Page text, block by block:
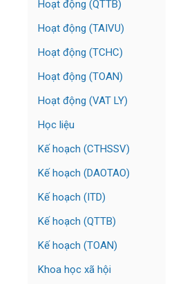
Hoạt động (QTTB)
Hoạt động (TAIVU)
Hoạt động (TCHC)
Hoạt động (TOAN)
Hoạt động (VAT LY)
Học liệu
Kế hoạch (CTHSSV)
Kế hoạch (DAOTAO)
Kế hoạch (ITD)
Kế hoạch (QTTB)
Kế hoạch (TOAN)
Khoa học xã hội